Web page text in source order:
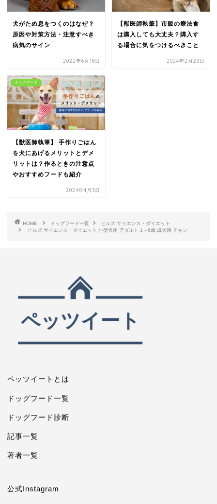
犬がため息をつくのはなぜ？
原因や対策方法・注意すべき
病気のサイン
2022年6月18日
【獣医師執筆】市販の療法食
は購入しても大丈夫？購入す
る場合に気をつけるべきこと
2024年2月23日
ドッグフード
【獣医師執筆】 手作りごはん
を犬にあげるメリットとデメ
リットは？作るときの注意点
やおすすめフードも紹介
2024年4月3日
HOME ドッグフード一覧
ヒルズ サイエンス・ダイエット
ヒルズ サイエンス・ダイエット 小型犬用 アダルト 1～6歳 成犬用 チキン
ペッツイートとは
ドッグフード一覧
ドッグフード診断
記事一覧
著者一覧
公式Instagram